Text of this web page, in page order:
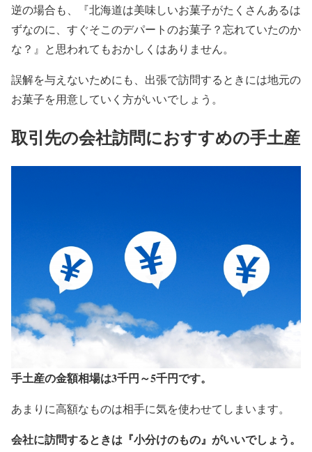
逆の場合も、『北海道は美味しいお菓子がたくさんあるは
ずなのに、すぐそこのデパートのお菓子？忘れていたのか
な？』と思われてもおかしくはありません。
誤解を与えないためにも、出張で訪問するときには地元の
お菓子を用意していく方がいいでしょう。
取引先の会社訪問におすすめの手土産
手土産の金額相場は3千円～5千円です。
あまりに高額なものは相手に気を使わせてしまいます。
会社に訪問するときは『小分けのもの』がいいでしょう。